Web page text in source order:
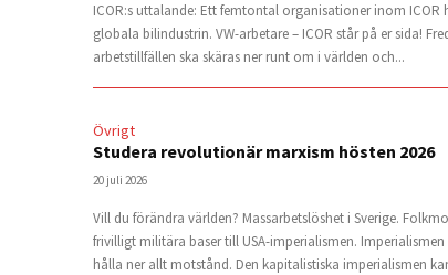
ICOR:s uttalande: Ett femtontal organisationer inom
globala bilindustrin. VW-arbetare – ICOR står på er sida!
arbetstillfällen ska skäras ner runt om i världen och...
Övrigt
Studera revolutionär marxism hösten 2026
20 juli 2026
Vill du förändra världen? Massarbetslöshet i Sverige.
frivilligt militära baser till USA-imperialismen.
hålla ner allt motstånd. Den kapitalistiska imperialismen